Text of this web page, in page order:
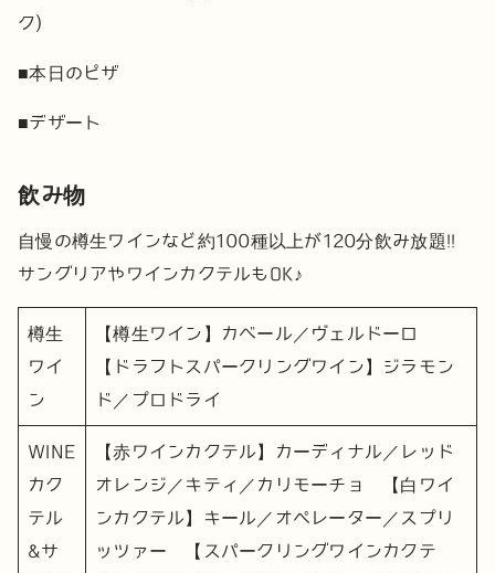
ク)
■本日のピザ
■デザート
飲み物
自慢の樽生ワインなど約100種以上が120分飲み放題!!
サングリアやワインカクテルもOK♪
樽生
ワイ
ン
【樽生ワイン】カベール／ヴェルドーロ
【ドラフトスパークリングワイン】ジラモン
ド／プロドライ
WINE
カク
テル
&サ
【赤ワインカクテル】カーディナル／レッド
オレンジ／キティ／カリモーチョ 【白ワイ
ンカクテル】キール／オペレーター／スプリ
ッツァー 【スパークリングワインカクテ